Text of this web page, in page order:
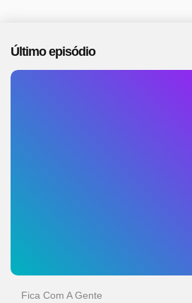
Último episódio
Fica Com A Gente